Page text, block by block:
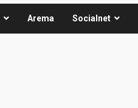
Arema Socialnet